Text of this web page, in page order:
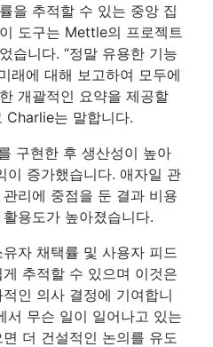
을 추적할 수 있는 중앙 집
도구는 Mettle의 프로젝트
습니다. “정말 유용한 기능
래에 대해 보고하여 모두에
개괄적인 요약을 제공할
Charlie는 말합니다.
구현한 후 생산성이 높아
이 증가했습니다. 애자일 관
리에 중점을 둔 결과 비용
용도가 높아졌습니다.
자 채택률 및 사용자 피드
추적할 수 있으며 이것은
인 의사 결정에 기여합니
서 무슨 일이 일어나고 있는
더 건설적인 논의를 유도